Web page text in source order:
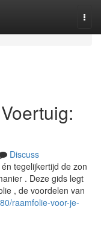
Discuss
tegelijkertijd de zon
. Deze gids legt
, de voordelen van
raamfolie-voor-je-